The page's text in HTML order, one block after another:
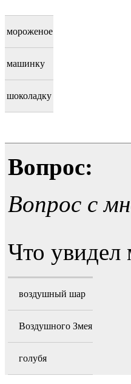
мороженое
машинку
шоколадку
Вопрос:
Вопрос с
Что увидел
воздушный шар
Воздушного Змея
голубя